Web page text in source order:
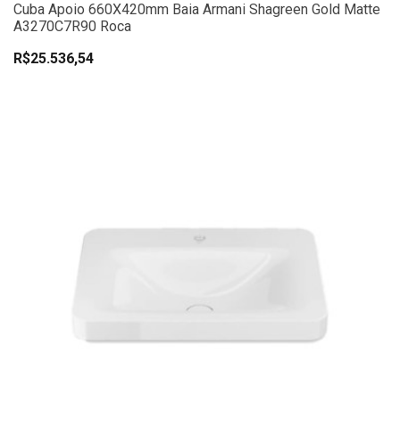
Cuba Apoio 660X420mm Baia Armani Shagreen Gold Matte
A3270C7R90 Roca
R$25.536,54